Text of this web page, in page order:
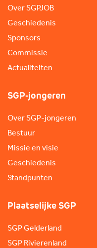
Over SGPJOB
Geschiedenis
Sponsors
Commissie
Actualiteiten
SGP-jongeren
Over SGP-jongeren
Bestuur
Missie en visie
Geschiedenis
Standpunten
Plaatselijke SGP
SGP Gelderland
SGP Rivierenland